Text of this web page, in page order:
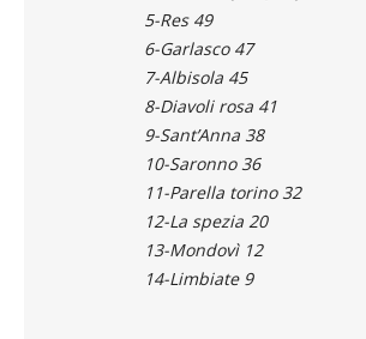
4- Yaka 53
5-Res 49
6-Garlasco 47
7-Albisola 45
8-Diavoli rosa 41
9-Sant’Anna 38
10-Saronno 36
11-Parella torino 32
12-La spezia 20
13-Mondovì 12